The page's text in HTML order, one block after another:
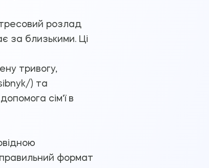
розлад
за близькими. Ці
тривогу,
) та
сім'ї в
формат